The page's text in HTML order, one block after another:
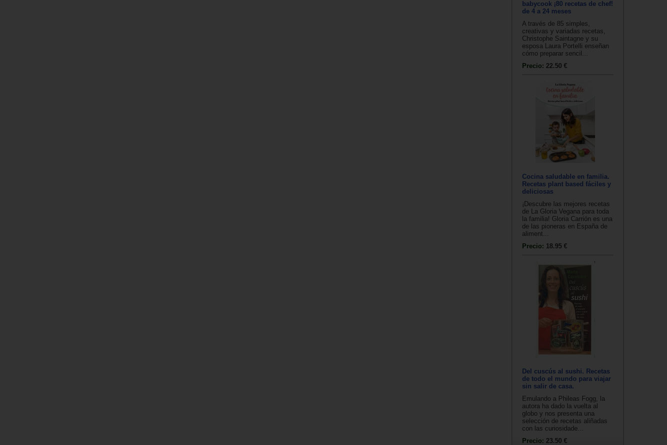
babycook ¡80 recetas de chef!
de 4 a 24 meses
A través de 85 simples,
creativas y variadas recetas,
Christophe Saintagne y su
esposa Laura Portelli enseñan
cómo preparar sencil...
Precio: 22.50 €
Cocina saludable en familia.
Recetas plant based fáciles y
deliciosas
¡Descubre las mejores recetas
de La Gloria Vegana para toda
la familia! Gloria Carrión es una
de las pioneras en España de
aliment...
Precio: 18.95 €
Del cuscús al sushi. Recetas
de todo el mundo para viajar
sin salir de casa.
Emulando a Phileas Fogg, la
autora ha dado la vuelta al
globo y nos presenta una
selección de recetas aliñadas
con las curiosidade...
Precio: 23.50 €